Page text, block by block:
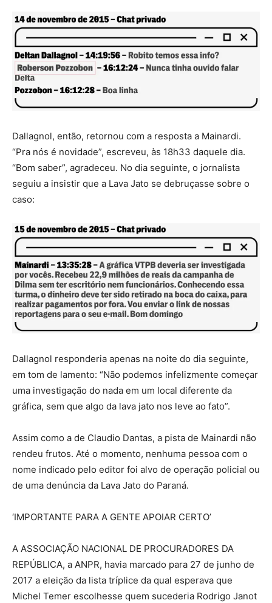
Dallagnol, então, retornou com a resposta a Mainardi.
“Pra nós é novidade”, escreveu, às 18h33 daquele dia.
“Bom saber”, agradeceu. No dia seguinte, o jornalista
seguiu a insistir que a Lava Jato se debruçasse sobre o
caso:
Dallagnol responderia apenas na noite do dia seguinte,
em tom de lamento: “Não podemos infelizmente começar
uma investigação do nada em um local diferente da
gráfica, sem que algo da lava jato nos leve ao fato”.
Assim como a de Claudio Dantas, a pista de Mainardi não
rendeu frutos. Até o momento, nenhuma pessoa com o
nome indicado pelo editor foi alvo de operação policial ou
de uma denúncia da Lava Jato do Paraná.
‘IMPORTANTE PARA A GENTE APOIAR CERTO’
A ASSOCIAÇÃO NACIONAL DE PROCURADORES DA
REPÚBLICA, a ANPR, havia marcado para 27 de junho de
2017 a eleição da lista tríplice da qual esperava que
Michel Temer escolhesse quem sucederia Rodrigo Janot